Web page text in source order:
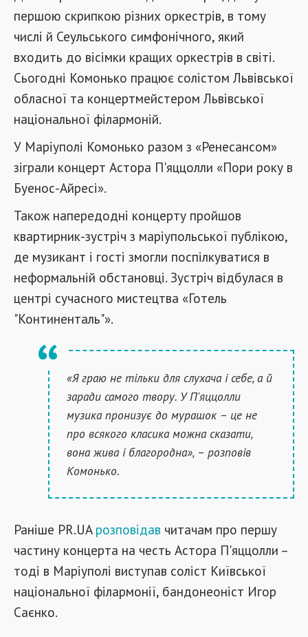
першою скрипкою різних оркестрів, в тому
числі й Сеульського симфонічного, який
входить до вісімки кращих оркестрів в світі.
Сьогодні Комонько працює солістом Львівської
обласної та концертмейстером Львівської
національної філармоній.
У Маріуполі Комонько разом з «Ренесансом»
зіграли концерт Астора П'яццолли «Пори року в
Буенос-Айресі».
Також напередодні концерту пройшов
квартирник-зустріч з маріупольської публікою,
де музикант і гості змогли поспілкуватися в
неформальній обстановці. Зустріч відбулася в
центрі сучасного мистецтва «Готель
"Континенталь"».
«Я граю не тільки для слухача і себе, а й
заради самого твору. У П'яццолли
музика пронизує до мурашок – це не
про всякого класика можна сказати,
вона жива і благородна», – розповів
Комонько.
Раніше PR.UA розповідав читачам про першу
частину концерта на честь Астора П'яццолли –
тоді в Маріуполі виступав соліст Київської
національної філармонії, бандонеоніст Игор
Саєнко.